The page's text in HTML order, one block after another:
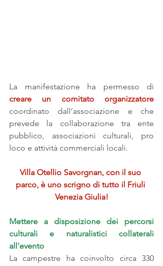
creare un comitato organizzatore
coordinato dall’associazione e che
prevede la collaborazione tra ente
pubblico, associazioni culturali, pro
loco e attività commerciali locali.
Villa Otellio Savorgnan, con il suo
parco, è uno scrigno di tutto il Friuli
Venezia Giulia!
Mettere a disposizione dei percorsi
culturali e naturalistici collaterali
all'evento
La campestre ha coinvolto circa 330